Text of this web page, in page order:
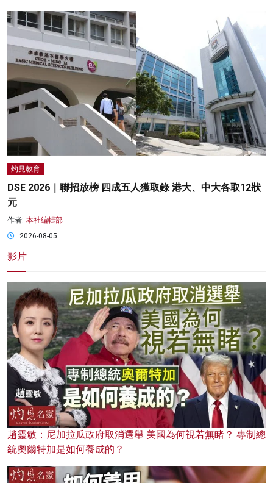
灼見教育
DSE 2026｜聯招放榜 四成五人獲取錄 港大、中大各取12狀
元
作者: 本社編輯部
2026-08-05
影片
趙靈敏：尼加拉瓜政府取消選舉 美國為何視若無睹？ 專制總
統奧爾特加是如何養成的？